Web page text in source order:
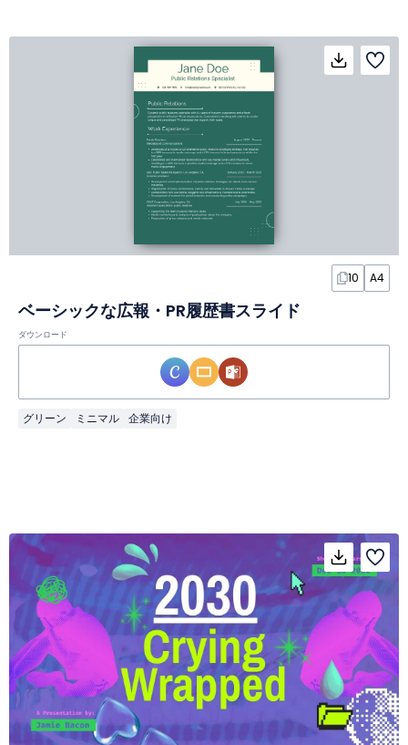
10 A4
ベーシックな広報・PR履歴書スライド
ダウンロード
グリーン ミニマル 企業向け